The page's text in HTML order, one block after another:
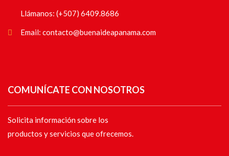
Llámanos: (+507) 6409.8686
Email: contacto@buenaideapanama.com
COMUNÍCATE CON NOSOTROS
Solicita información sobre los
productos y servicios que ofrecemos.